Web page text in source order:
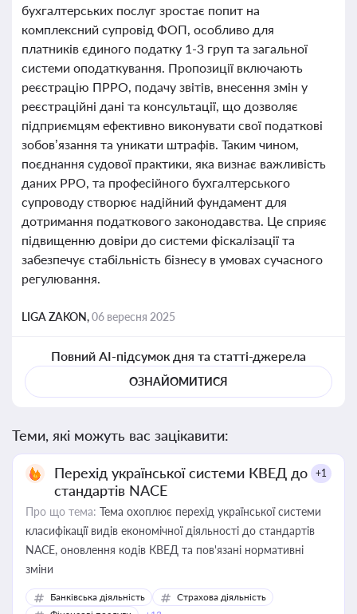
бухгалтерських послуг зростає попит на
комплексний супровід ФОП, особливо для
платників єдиного податку 1-3 груп та загальної
системи оподаткування. Пропозиції включають
реєстрацію ПРРО, подачу звітів, внесення змін у
реєстраційні дані та консультації, що дозволяє
підприємцям ефективно виконувати свої податкові
зобов’язання та уникати штрафів. Таким чином,
поєднання судової практики, яка визнає важливість
даних РРО, та професійного бухгалтерського
супроводу створює надійний фундамент для
дотримання податкового законодавства. Це сприяє
підвищенню довіри до системи фіскалізації та
забезпечує стабільність бізнесу в умовах сучасного
регулювання.
LIGA ZAKON,06 вересня 2025
Повний AI-підсумок дня та статті-джерела
ОЗНАЙОМИТИСЯ
Теми, які можуть вас зацікавити:
Перехід української системи КВЕД до
стандартів NACE
+1
Про що тема: Тема охоплює перехід української системи
класифікації видів економічної діяльності до стандартів
NACE, оновлення кодів КВЕД та пов'язані нормативні
зміни
Банківська діяльність
Страхова діяльність